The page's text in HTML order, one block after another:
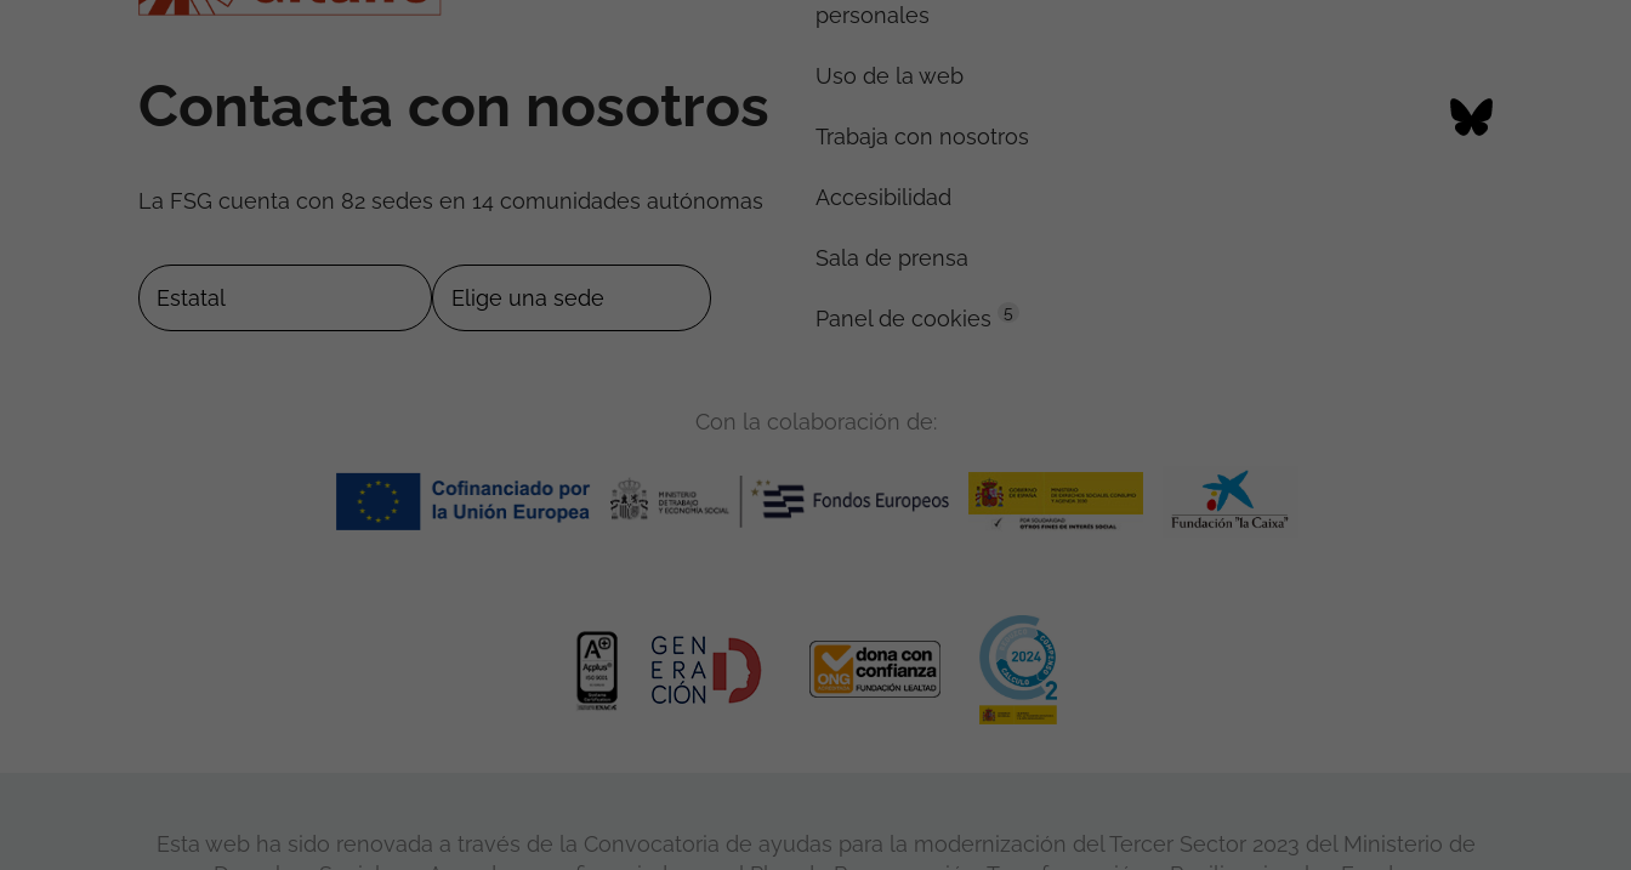
Contacta con nosotros
La FSG cuenta con 82 sedes en 14 comunidades autónomas
personales
Uso de la web
Trabaja con nosotros
Accesibilidad
Sala de prensa
Panel de cookies 5
Con la colaboración de:
Esta web ha sido renovada a través de la Convocatoria de ayudas para la modernización del Tercer Sector 2023 del Ministerio de